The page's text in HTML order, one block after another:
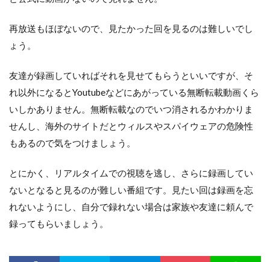
再放送もほぼないので、見たかった回を見るのは難しいでし
ょう。
友達が録画していればそれを見せてもらうといいですが、そ
れ以外になるとYoutubeなどにあがっている無断転載動画くら
いしかありません。無断転載なのでいつ消されるかわかりま
せんし、海外のサイトだとウィルスやスパイウェアの危険性
もあるので気をつけましょう。
とにかく、リアルタイムでの視聴を逃し、さらに録画してい
ないとなると見るのが難しい番組です。見たい回は録画を忘
れないようにし、自分で録れない場合は家族や友達に頼んで
録ってもらいましょう。